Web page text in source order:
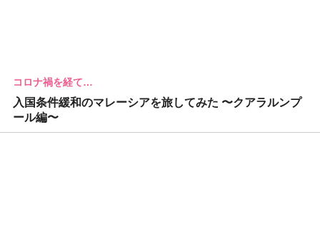
コロナ禍を経て…
入国条件緩和のマレーシアを旅してみた 〜クアラルンプ
ール編〜